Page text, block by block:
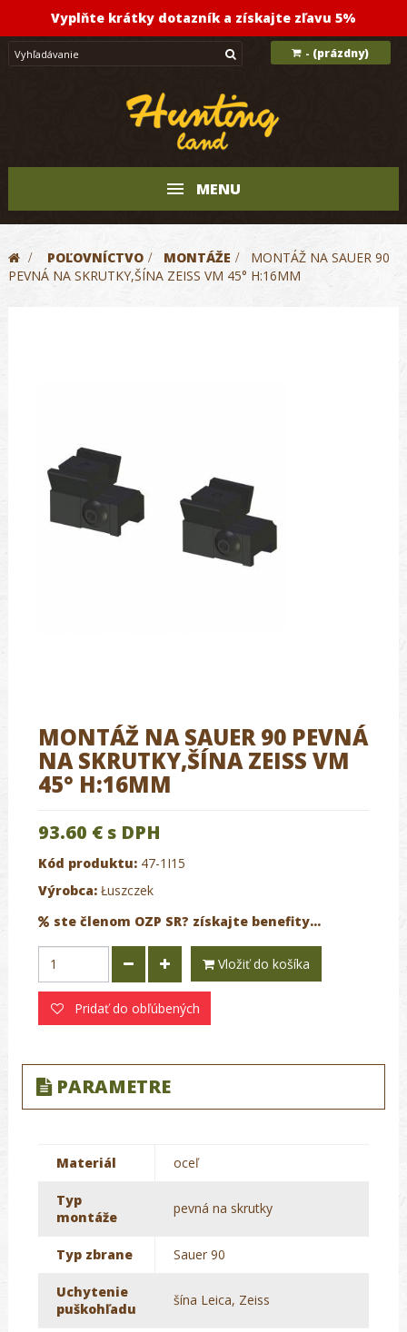
Vyplňte krátky dotazník a získajte zľavu 5%
- (prázdny)
MENU
> POĽOVNÍCTVO > MONTÁŽE >
MONTÁŽ NA SAUER 90
PEVNÁ NA SKRUTKY,ŠÍNA ZEISS VM 45° H:16MM
MONTÁŽ NA SAUER 90 PEVNÁ
NA SKRUTKY,ŠÍNA ZEISS VM
45° H:16MM
93.60 € s DPH
Kód produktu: 47-1I15
Výrobca: Łuszczek
ste členom OZP SR? získajte benefity...
Vložiť do košíka
Pridať do obľúbených
PARAMETRE
Materiál oceľ
Typ
montáže
pevná na skrutky
Typ zbrane Sauer 90
Uchytenie
puškohľadu
šína Leica, Zeiss